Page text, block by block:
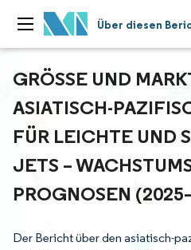
Über diesen
GRÖSSE UND
SIATISCH-
ÜR LEICHTE UND
ETS –
ROGNOSEN
Der Bericht über den asiatisch-